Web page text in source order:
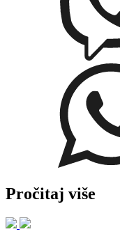
Pročitaj više